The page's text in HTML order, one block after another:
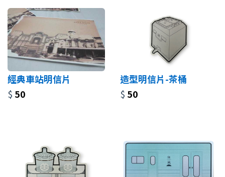
經典車站明信片
$ 50
造型明信片-茶桶
$ 50